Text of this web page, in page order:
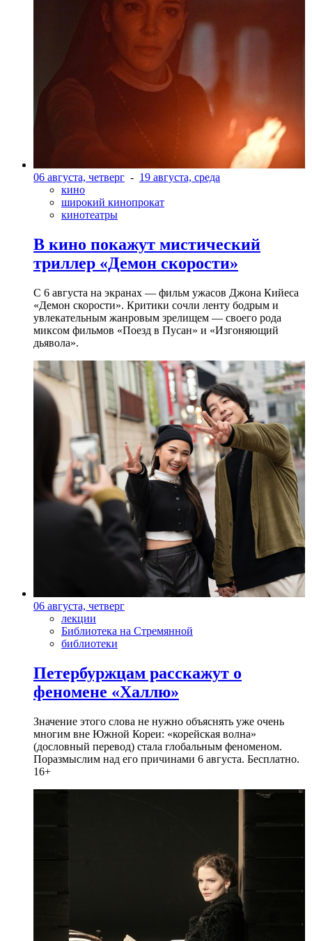
06 августа, четверг - 19 августа, среда
кино
широкий кинопрокат
кинотеатры
В кино покажут мистический
триллер «Демон скорости»
С 6 августа на экранах — фильм ужасов Джона Кийеса
«Демон скорости». Критики сочли ленту бодрым и
увлекательным жанровым зрелищeм — своего рода
миксом фильмов «Поезд в Пусан» и «Изгоняющий
дьявола».
06 августа, четверг
лекции
Библиотека на Стремянной
библиотеки
Петербуржцам расскажут о
феномене «Халлю»
Значение этого слова не нужно объяснять уже очень
многим вне Южной Кореи: «корейская волна»
(дословный перевод) стала глобальным феноменом.
Поразмыслим над его причинами 6 августа. Бесплатно.
16+